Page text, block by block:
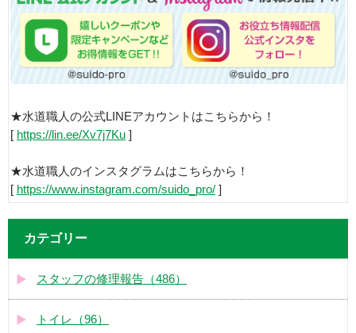
★水道職人の公式LINEアカウントはこちらから！
[ https://lin.ee/Xv7j7Ku ]
★水道職人のインスタグラムはこちらから！
[ https://www.instagram.com/suido_pro/ ]
カテゴリー
スタッフの修理報告（486）
トイレ（96）